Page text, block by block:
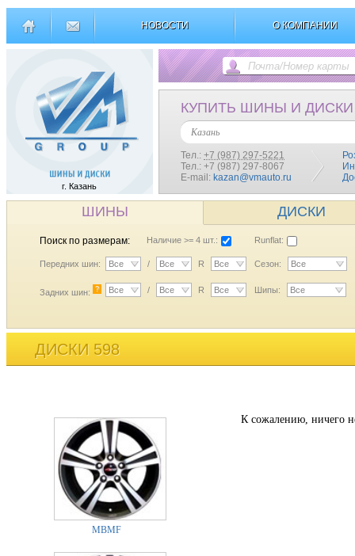
НОВОСТИ О КОМПАНИИ
г. Казань
КУПИТЬ ШИНЫ И ДИСКИ
Казань
Тел.: +7 (987) 297-5221
Тел.: +7 (987) 297-8067
E-mail: kazan@vmauto.ru
ШИНЫ ДИСКИ
Поиск по размерам: Наличие >= 4 шт.: Runflat:
Передних шин: Все / Все R Все Сезон: Все
Задних шин: ? Все / Все R Все Шипы: Все
ДИСКИ 598
MBMF
К сожалению, ничего